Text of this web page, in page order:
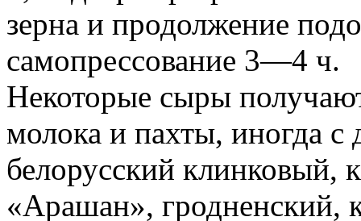
зерна и продолжение
самопрессование 3—4 ч.
Некоторые сыры
молока и пахты, иногда с
белорусский клинковый,
«Арашан», гродненский,